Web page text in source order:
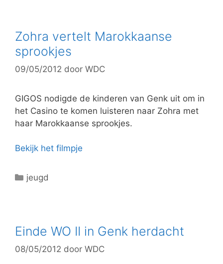
g
r
i
ë
n
Zohra vertelt Marokkaanse
sprookjes
09/05/2012 door WDC
GIGOS nodigde de kinderen van Genk uit om in
het Casino te komen luisteren naar Zohra met
haar Marokkaanse sprookjes.
Bekijk het filmpje
C
g
r
jeugd
Einde WO II in Genk herdacht
08/05/2012 door WDC